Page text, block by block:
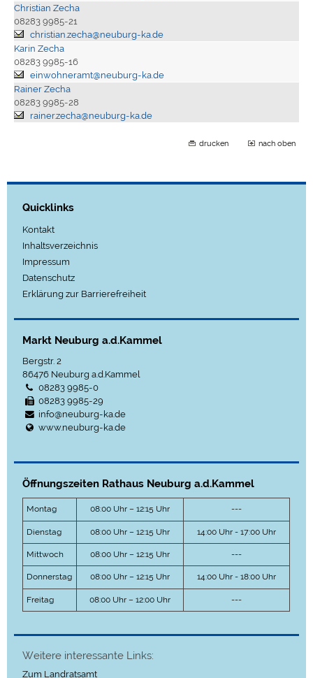
Christian Zecha
08283 9985-21
christian.zecha@neuburg-ka.de
Karin Zecha
08283 9985-16
einwohneramt@neuburg-ka.de
Rainer Zecha
08283 9985-28
rainer.zecha@neuburg-ka.de
drucken nach oben
Quicklinks
Kontakt
Inhaltsverzeichnis
Impressum
Datenschutz
Erklärung zur Barrierefreiheit
Markt Neuburg a.d.Kammel
Bergstr. 2
86476 Neuburg a.d.Kammel
08283 9985-0
08283 9985-29
info@neuburg-ka.de
www.neuburg-ka.de
Öffnungszeiten Rathaus Neuburg a.d.Kammel
Montag 08:00 Uhr – 12:15 Uhr ---
Dienstag 08:00 Uhr – 12:15 Uhr 14:00 Uhr - 17:00 Uhr
Mittwoch 08:00 Uhr – 12:15 Uhr ---
Donnerstag 08:00 Uhr – 12:15 Uhr 14:00 Uhr - 18:00 Uhr
Freitag 08:00 Uhr – 12:00 Uhr ---
Weitere interessante Links:
Zum Landratsamt